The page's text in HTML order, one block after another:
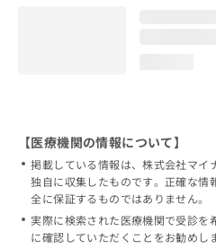
【医療機関の情報について】
掲載している情報は、株式会社マイ
独自に収集したものです。正確な情
全に保証するものではありません。
実際に検索された医療機関で受診を
に確認していただくことをお勧めし